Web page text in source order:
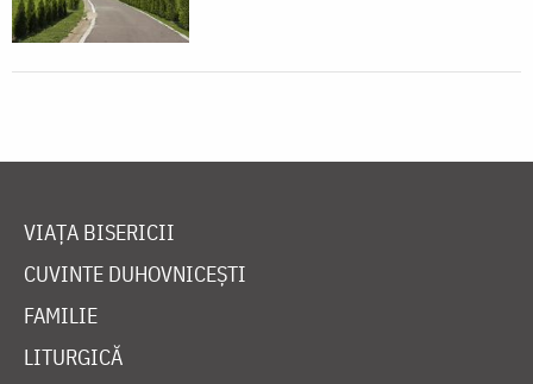
VIAȚA BISERICII
CUVINTE DUHOVNICEȘTI
FAMILIE
LITURGICĂ